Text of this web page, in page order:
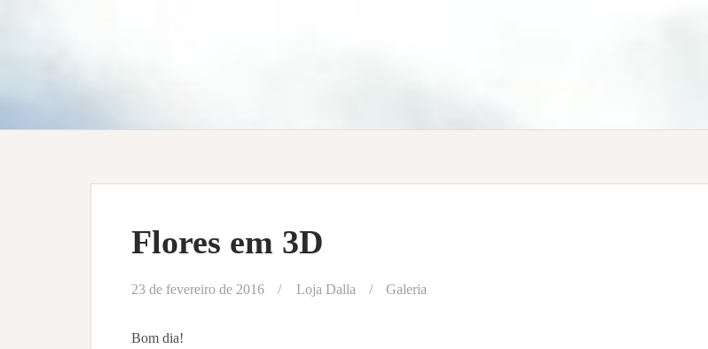
Flores em 3D
23 de fevereiro de 2016 Loja Dalla Galeria
Bom dia!